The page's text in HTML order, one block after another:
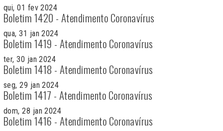
qui, 01 fev 2024
Boletim 1420 - Atendimento Coronavírus
qua, 31 jan 2024
Boletim 1419 - Atendimento Coronavírus
ter, 30 jan 2024
Boletim 1418 - Atendimento Coronavírus
seg, 29 jan 2024
Boletim 1417 - Atendimento Coronavírus
dom, 28 jan 2024
Boletim 1416 - Atendimento Coronavírus